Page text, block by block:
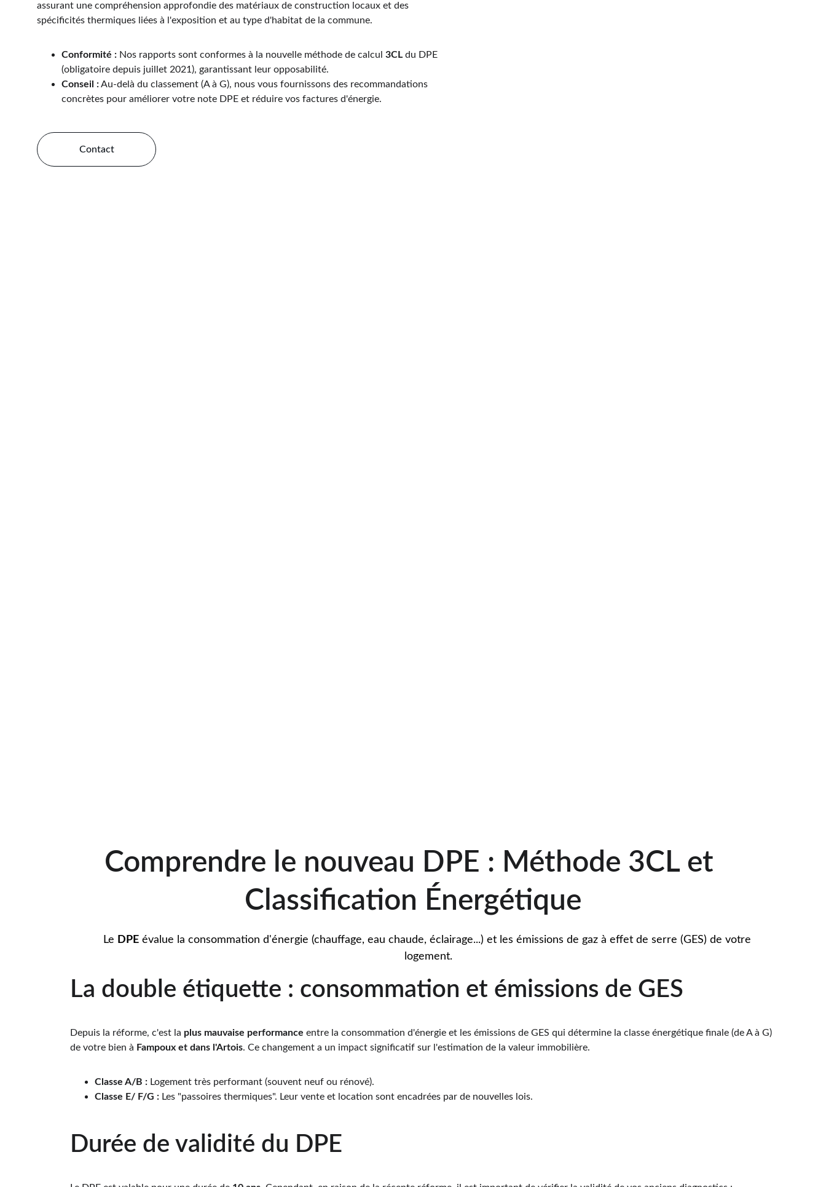
Contact
assurant une compréhension approfondie des matériaux de construction locaux et des
spécificités thermiques liées à l'exposition et au type d'habitat de la commune.
Conformité : Nos rapports sont conformes à la nouvelle méthode de calcul 3CL du DPE
(obligatoire depuis juillet 2021), garantissant leur opposabilité.
Conseil : Au-delà du classement (A à G), nous vous fournissons des recommandations
concrètes pour améliorer votre note DPE et réduire vos factures d'énergie.
Comprendre le nouveau DPE : Méthode 3CL et
Classification Énergétique
Le DPE évalue la consommation d'énergie (chauffage, eau chaude, éclairage...) et les émissions de gaz à effet de serre (GES) de votre
logement.
Durée de validité du DPE
La double étiquette : consommation et émissions de GES
Depuis la réforme, c'est la plus mauvaise performance entre la consommation d'énergie et les émissions de GES qui détermine la classe énergétique finale (de A à G)
de votre bien à Fampoux et dans l'Artois. Ce changement a un impact significatif sur l'estimation de la valeur immobilière.
Classe A/B : Logement très performant (souvent neuf ou rénové).
Classe E/ F/G : Les "passoires thermiques". Leur vente et location sont encadrées par de nouvelles lois.